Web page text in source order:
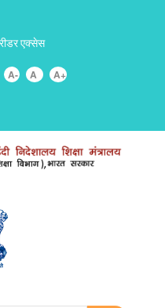
एक्सेस
A- A A+